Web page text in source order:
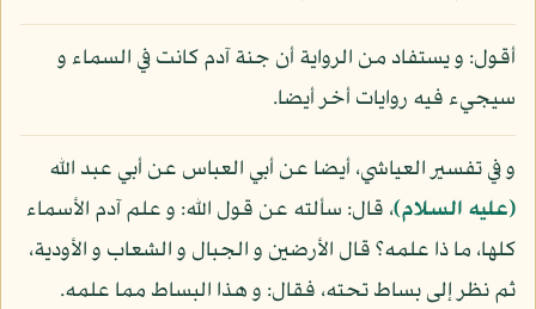
أقول: و يستفاد من الرواية أن جنة آدم كانت في السماء و
سيجيء فيه روايات أخر أيضا.
و في تفسير العياشي، أيضا عن أبي العباس عن أبي عبد الله
(عليه السلام)، قال: سألته عن قول الله: و علم آدم الأسماء
كلها، ما ذا علمه؟ قال الأرضين و الجبال و الشعاب و الأودية،
ثم نظر إلى بساط تحته، فقال: و هذا البساط مما علمه.